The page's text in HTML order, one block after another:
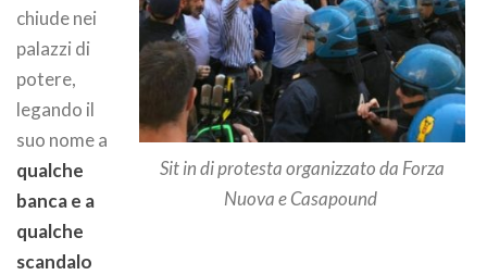
Sit in di protesta organizzato da Forza
Nuova e Casapound
chiude nei
palazzi di
potere,
legando il
suo nome a
qualche
banca e a
qualche
scandalo